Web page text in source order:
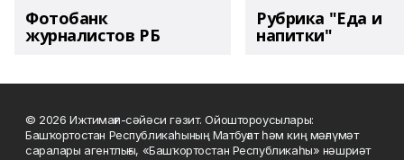
Фотобанк
журналистов РБ
Рубрика "Еда и
напитки"
© 2026 Ижтимағи-сәйәси гәзит. Ойоштороусылары:
Башҡортостан Республикаһының Матбуғат һәм киң мәғлүмәт
саралары агентлығы, «Башҡортостан Республикаһы» нәшриәт